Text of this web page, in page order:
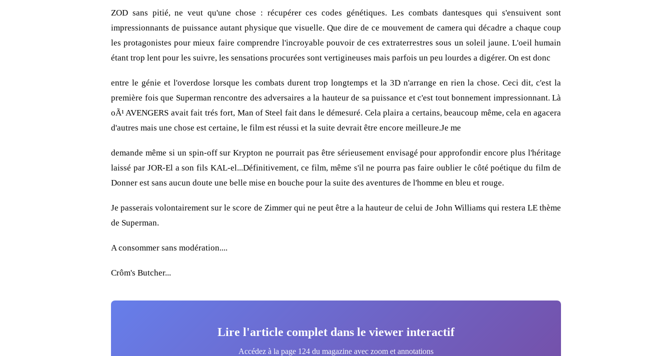
ZOD sans pitié, ne veut qu'une chose : récupérer ces codes génétiques. Les combats dantesques qui s'ensuivent sont
impressionnants de puissance autant physique que visuelle. Que dire de ce mouvement de camera qui décadre a chaque coup
les protagonistes pour mieux faire comprendre l'incroyable pouvoir de ces extraterrestres sous un soleil jaune. L'oeil humain
étant trop lent pour les suivre, les sensations procurées sont vertigineuses mais parfois un peu lourdes a digérer. On est donc
entre le génie et l'overdose lorsque les combats durent trop longtemps et la 3D n'arrange en rien la chose. Ceci dit, c'est la
première fois que Superman rencontre des adversaires a la hauteur de sa puissance et c'est tout bonnement impressionnant. Là
oÃ¹ AVENGERS avait fait trés fort, Man of Steel fait dans le démesuré. Cela plaira a certains, beaucoup même, cela en agacera
d'autres mais une chose est certaine, le film est réussi et la suite devrait être encore meilleure.Je me
demande même si un spin-off sur Krypton ne pourrait pas être sérieusement envisagé pour approfondir encore plus l'héritage
laissé par JOR-El a son fils KAL-el...Définitivement, ce film, même s'il ne pourra pas faire oublier le côté poétique du film de
Donner est sans aucun doute une belle mise en bouche pour la suite des aventures de l'homme en bleu et rouge.
Je passerais volontairement sur le score de Zimmer qui ne peut être a la hauteur de celui de John Williams qui restera LE thème
de Superman.
A consommer sans modération....
Crôm's Butcher...
Lire l'article complet dans le viewer interactif
Accédez à la page 124 du magazine avec zoom et annotations